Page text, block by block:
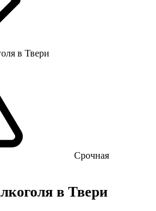
в Твери
Срочная
в Твери